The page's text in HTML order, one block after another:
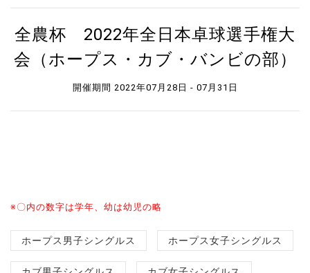
全農杯 2022年全日本卓球選手権大
会（ホープス・カブ・バンビの部）
開催期間 2022年07月28日 - 07月31日
※〇内の数字は学年、幼は幼児の略
ホープス男子シングルス ホープス女子シングルス